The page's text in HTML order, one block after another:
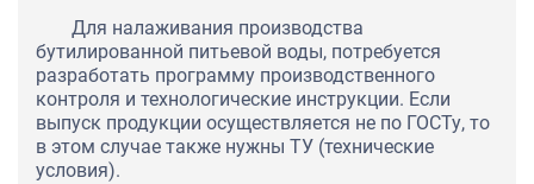
Для налаживания производства
бутилированной питьевой воды, потребуется
разработать программу производственного
контроля и технологические инструкции. Если
выпуск продукции осуществляется не по ГОСТу, то
в этом случае также нужны ТУ (технические
условия).